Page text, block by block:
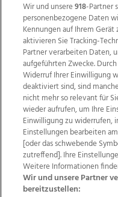
Wir über uns
Datenschutz
AGB Website
Wir und unsere918-Partner
personenbezogene Daten
Kennungen auf Ihrem
aktivieren Sie Tracking-
Partner verarbeiten Daten,
aufgeführten Zwecke.
Widerruf Ihrer Einwilligung
deaktiviert sind, sind
nicht mehr so relevant für
wieder aufrufen, um Ihre
Einwilligung zu widerrufen,
Einstellungen bearbeiten
[oder das schwebende
zutreffend]. Ihre
Weitere Informationen
Wir und unsere Partner
bereitzustellen: